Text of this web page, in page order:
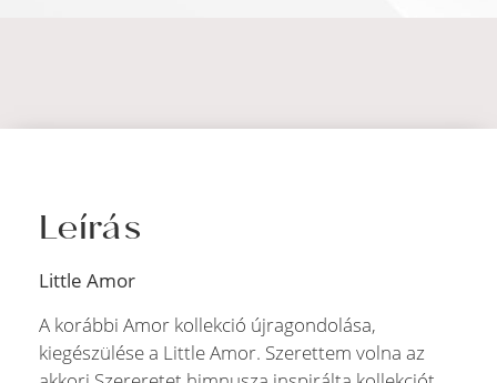
Leírás
Little Amor
A korábbi Amor kollekció újragondolása,
kiegészülése a Little Amor. Szerettem volna az